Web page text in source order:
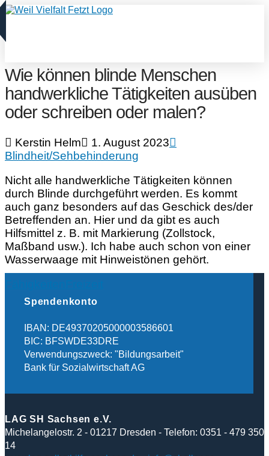
Wie können blinde Menschen
handwerkliche Tätigkeiten ausüben
oder schreiben oder malen?
Kerstin Helm
1. August 2023
Blindheit/Sehbehinderung
Nicht alle handwerkliche Tätigkeiten können
durch Blinde durchgeführt werden. Es kommt
auch ganz besonders auf das Geschick des/der
Betreffenden an. Hier und da gibt es auch
Hilfsmittel z. B. mit Markierung (Zollstock,
Maßband usw.). Ich habe auch schon von einer
Wasserwaage mit Hinweistönen gehört.
Spendenkonto
IBAN: DE49370205000003586601
BIC: BFSWDE33DRE
Verwendungszweck: "Bildungsarbeit"
Bank für Sozialwirtschaft AG
LAG SH Sachsen e.V.
Michelangelostr. 2 - 01217 Dresden - Telefon: 0351 - 479 350
14